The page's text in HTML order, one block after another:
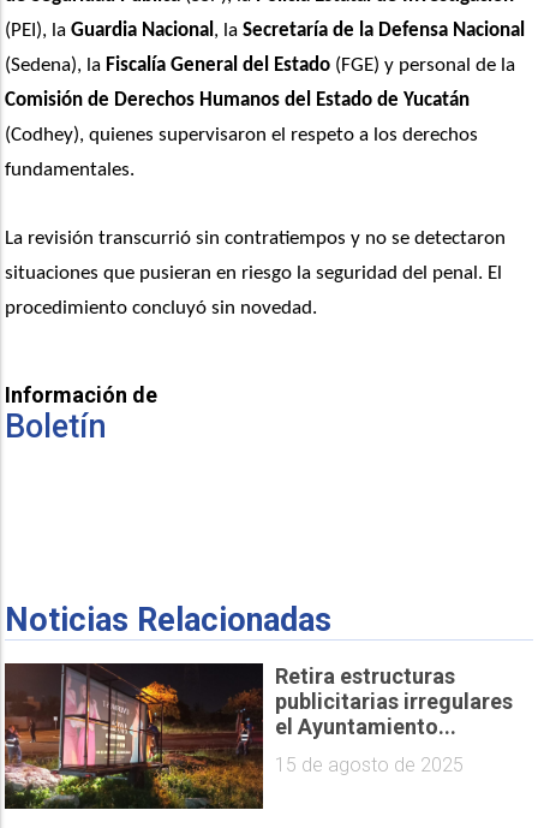
(PEI), la Guardia Nacional , la Secretaría de la Defensa Nacional
(Sedena), la Fiscalía General del Estado (FGE) y personal de la
Comisión de Derechos Humanos del Estado de Yucatán
(Codhey), quienes supervisaron el respeto a los derechos
fundamentales.
La revisión transcurrió sin contratiempos y no se detectaron
situaciones que pusieran en riesgo la seguridad del penal. El
procedimiento concluyó sin novedad.
Información de
Boletín
Noticias Relacionadas
Retira estructuras
publicitarias irregulares
el Ayuntamiento...
15 de agosto de 2025